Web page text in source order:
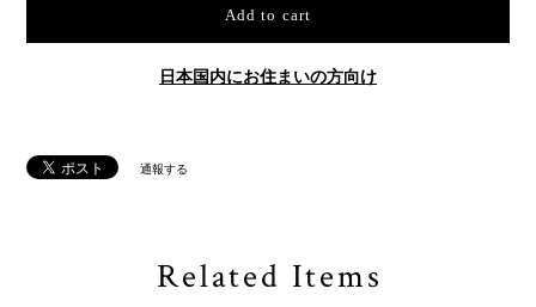
Add to cart
日本国内にお住まいの方向け
通報する
Related Items